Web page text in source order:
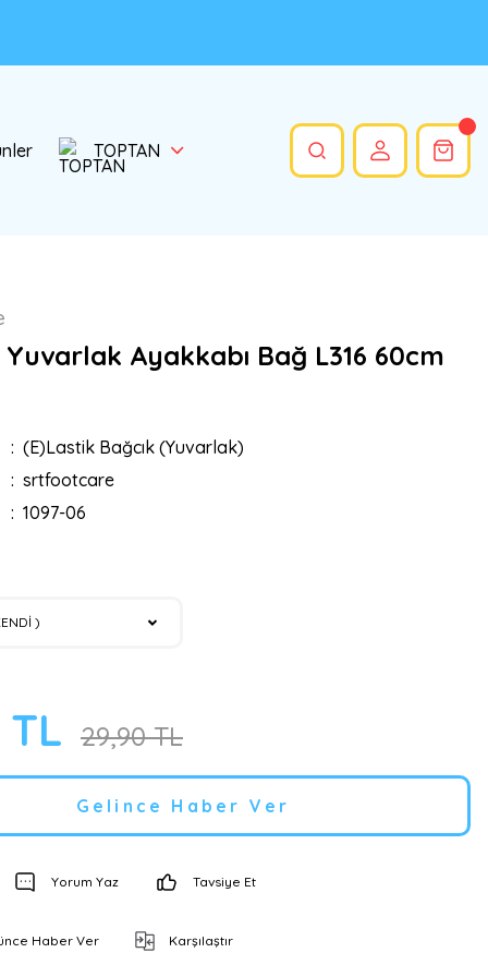
TOPTAN
Ayakkabı Bağ L316 60cm
(E)Lastik Bağcık (Yuvarlak)
srtfootcare
1097-06
TL 29,90 TL
Gelince Haber Ver
Yorum Yaz Tavsiye Et
Haber Ver Karşılaştır